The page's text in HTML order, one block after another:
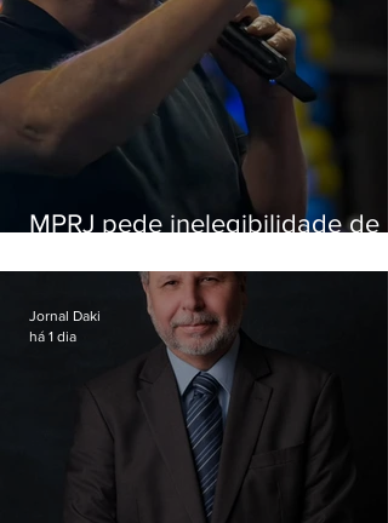
MPRJ pede inelegibilidade de
Jornal Daki
há 1 dia